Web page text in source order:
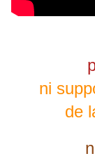
ni
de